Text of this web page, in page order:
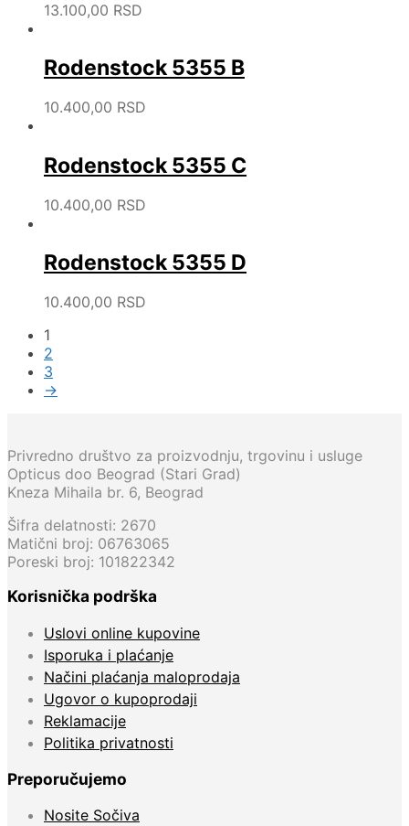
13.100,00 RSD
Rodenstock 5355 B
10.400,00 RSD
Rodenstock 5355 C
10.400,00 RSD
Rodenstock 5355 D
10.400,00 RSD
1
2
3
→
Privredno društvo za proizvodnju, trgovinu i usluge
Opticus doo Beograd (Stari Grad)
Kneza Mihaila br. 6, Beograd
Šifra delatnosti: 2670
Matični broj: 06763065
Poreski broj: 101822342
Korisnička podrška
Uslovi online kupovine
Isporuka i plaćanje
Načini plaćanja maloprodaja
Ugovor o kupoprodaji
Reklamacije
Politika privatnosti
Preporučujemo
Nosite Sočiva